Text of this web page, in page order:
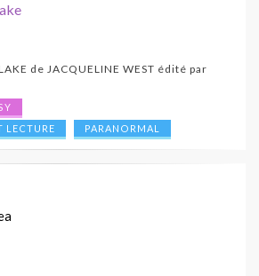
de JACQUELINE WEST édité par
LECTURE PARANORMAL